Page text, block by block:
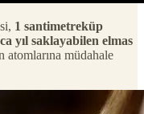
1 santimetreküp
yıl saklayabilen elmas
atomlarına müdahale